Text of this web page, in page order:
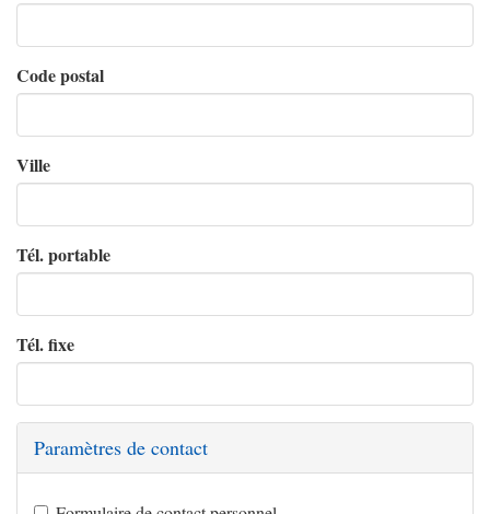
Code postal
Ville
Tél. portable
Tél. fixe
Paramètres de contact